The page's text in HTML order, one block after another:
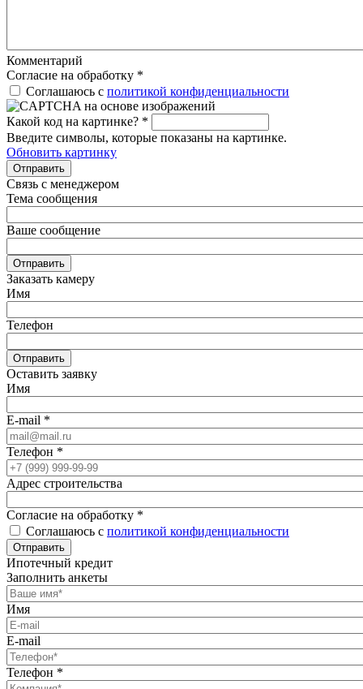
Комментарий
Согласие на обработку *
Соглашаюсь с политикой конфиденциальности
Какой код на картинке? *
Введите символы, которые показаны на картинке.
Обновить картинку
Отправить
Связь с менеджером
Тема сообщения
Ваше сообщение
Отправить
Заказать камеру
Имя
Телефон
Отправить
Оставить заявку
Имя
E-mail *
Телефон *
Адрес строительства
Согласие на обработку *
Соглашаюсь с политикой конфиденциальности
Отправить
Ипотечный кредит
Заполнить анкеты
Имя
E-mail
Телефон *